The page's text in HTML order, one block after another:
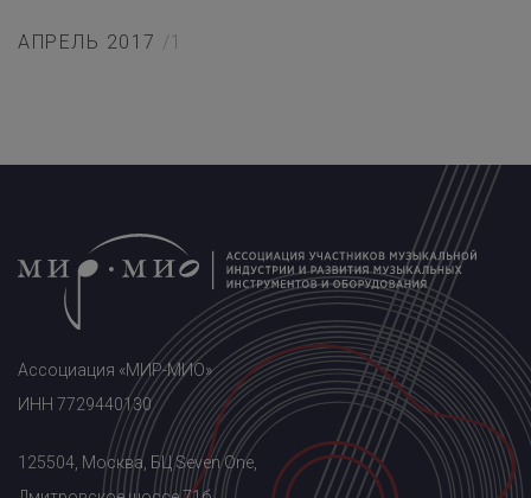
АПРЕЛЬ 2017 /1
Ассоциация «МИР-МИО»
ИНН 7729440130
125504, Москва, БЦ Seven One,